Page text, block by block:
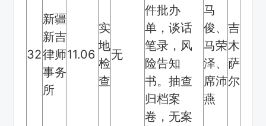
32
新疆
新吉
律师
事务
所
11.06
实
地
检
查
无
件批办
单，谈话
笔录，风
险告知
书。抽查
归档案
卷，无案
马
俊、
马荣
泽、
席沛
燕
吉
木
萨
尔